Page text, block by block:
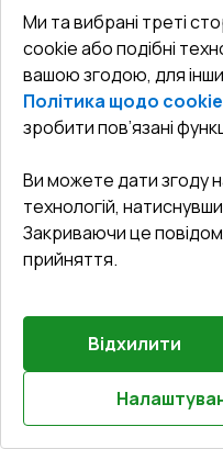
Білий (RAL 9016) з двох
Профільна система:
Глибина профілю :
Ущільнення
₴64,485.16
₴45,139.61
Профіль Н-1
Докладніше
Ми та вибрані треті
cookie або подібні
вашою згодою, для
Політика щодо cookie
зробити пов’язані
Ви можете дати згоду
технологій,
Закриваючи це
прийняття.
Відхилити